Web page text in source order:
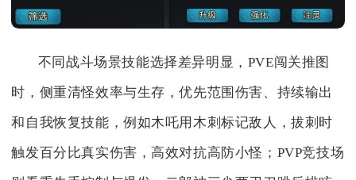
不同战斗场景技能选择差异明显，PVE闯关推图
时，侧重清怪效率与生存，优先范围伤害、持续输出
和自我恢复技能，例如木吒用木刺标记敌人，拔刺时
触发百分比真实伤害，高效对抗高防小怪；PVP竞技场